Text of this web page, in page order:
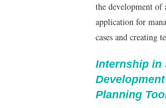
the development of
application for
cases and creating
Internship in
Planning